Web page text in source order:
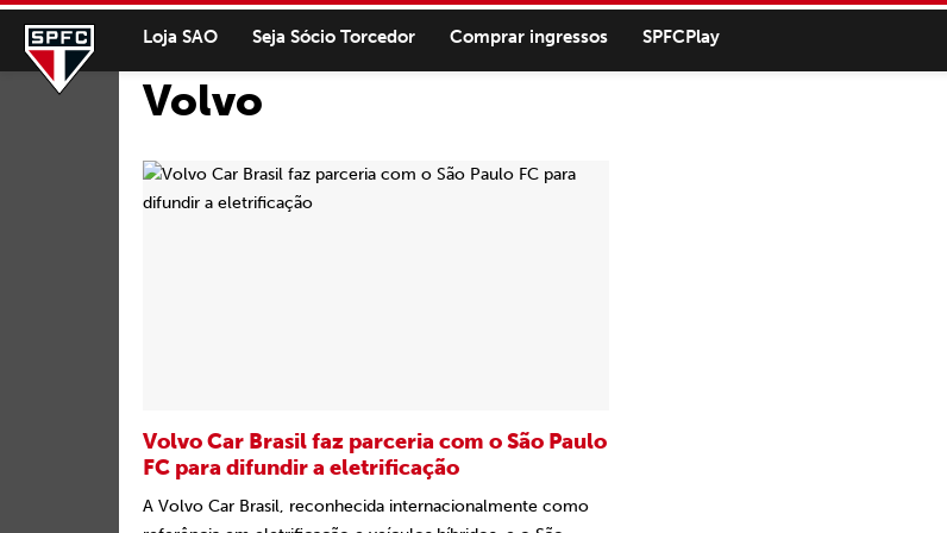
Loja SAO Seja Sócio Torcedor Comprar ingressos SPFCPlay
Volvo
Volvo Car Brasil faz parceria com o São Paulo
FC para difundir a eletrificação
A Volvo Car Brasil, reconhecida internacionalmente como